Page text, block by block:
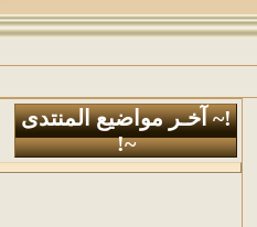
!~ آخـر مواضيع المنتدى
~!